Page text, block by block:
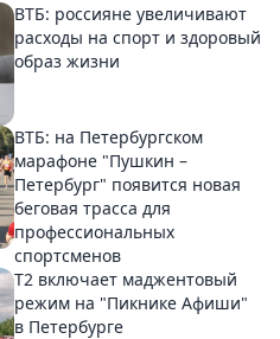
ВТБ: россияне увеличивают
расходы на спорт и здоровый
образ жизни
ВТБ: на Петербургском
марафоне "Пушкин –
Петербург" появится новая
беговая трасса для
профессиональных
спортсменов
Т2 включает маджентовый
режим на "Пикнике Афиши"
в Петербурге